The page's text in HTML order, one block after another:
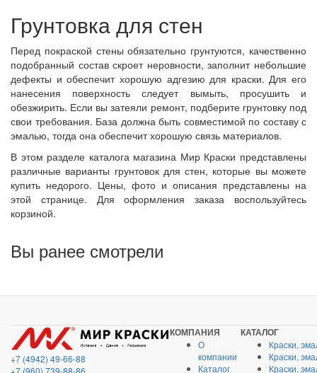
Грунтовка для стен
Перед покраской стены обязательно грунтуются, качественно
подобранный состав скроет неровности, заполнит небольшие
дефекты и обеспечит хорошую адгезию для краски. Для его
нанесения поверхность следует вымыть, просушить и
обезжирить. Если вы затеяли ремонт, подберите грунтовку под
свои требования. База должна быть совместимой по составу с
эмалью, тогда она обеспечит хорошую связь материалов.
В этом разделе каталога магазина Мир Краски представлены
различные варианты грунтовок для стен, которые вы можете
купить недорого. Цены, фото и описания представлены на
этой странице. Для оформления заказа воспользуйтесь
корзиной.
Вы ранее смотрели
+7 (4942) 49-66-88
+7 (960) 739-88-86
КОМПАНИЯ
О
компании
Каталог
КАТАЛОГ
Краски,
Краски,
Краски,